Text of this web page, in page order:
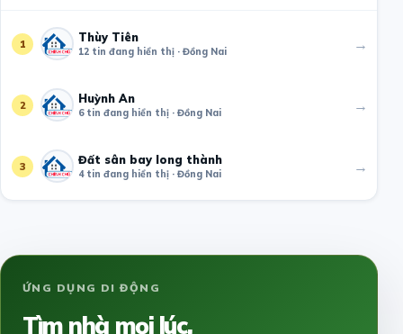
1 Thùy Tiên
12 tin đang hiển thị · Đồng Nai →
2 Huỳnh An
6 tin đang hiển thị · Đồng Nai →
3 Đất sân bay long thành
4 tin đang hiển thị · Đồng Nai →
ỨNG DỤNG DI ĐỘNG
Tìm nhà mọi lúc,